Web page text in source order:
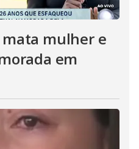
mulher e
em